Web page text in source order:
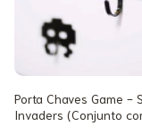
Porta Chaves Game -
Invaders (Conjunto